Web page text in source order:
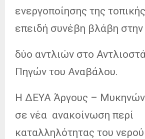
ενεργοποίησης της
επειδή συνέβη βλάβη
δύο αντλιών στο
Πηγών του Αναβάλου.
Η ΔΕΥΑ Άργους – Μυκηνών
σε νέα ανακοίνωση περί
καταλληλότητας του